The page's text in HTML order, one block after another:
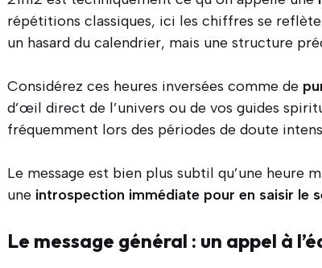
répétitions classiques, ici les chiffres se
un hasard du calendrier, mais une structure
Considérez ces heures inversées comme de
d’œil direct de l’univers ou de vos guides
fréquemment lors des périodes de doute
Le message est bien plus subtil qu’une heure
une introspection immédiate pour en saisir le
Le message général : un appel à